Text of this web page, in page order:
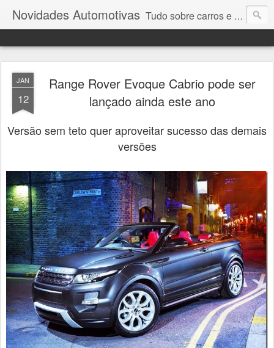
Novidades Automotivas Tudo sobre carros e motores
JAN
12
Range Rover Evoque Cabrio pode ser
lançado ainda este ano
Versão sem teto quer aproveitar sucesso das demais
versões